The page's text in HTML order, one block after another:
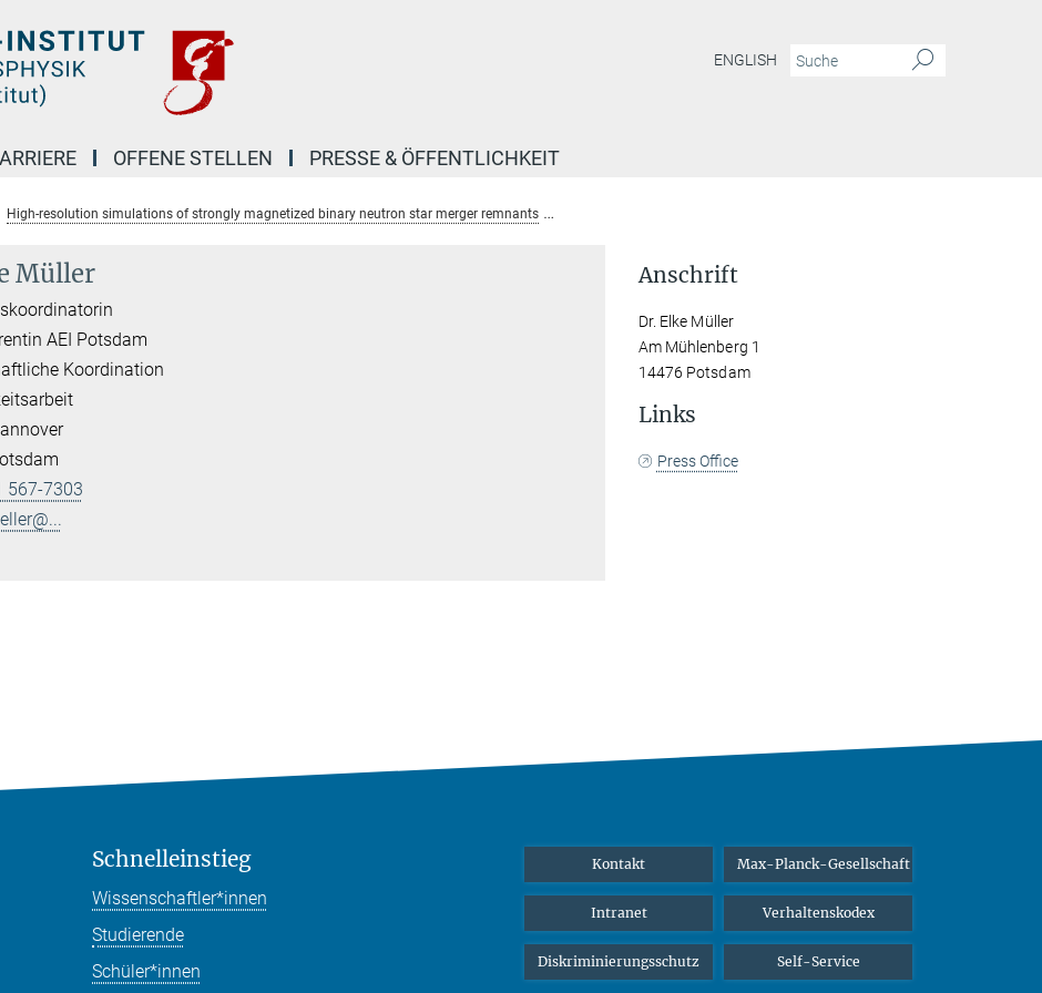
ENGLISH
OFFENE STELLEN PRESSE & ÖFFENTLICHKEIT
High-resolution simulations of strongly magnetized binary neutron star merger remnants
Müller
AEI Potsdam
Koordination
567-7303
Anschrift
Dr. Elke Müller
Am Mühlenberg 1
14476 Potsdam
Links
Press Office
Schnelleinstieg
Wissenschaftler*innen
Studierende
Schüler*innen
Kontakt Max-Planck-Gesellschaft
Intranet Verhaltenskodex
Diskriminierungsschutz Self-Service